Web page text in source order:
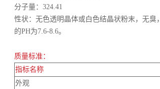
分子量：324.41
性状：无色透明晶体或白色结晶状粉末，无
的PH为7.6-8.6。
质量标准：
指标名称
外观